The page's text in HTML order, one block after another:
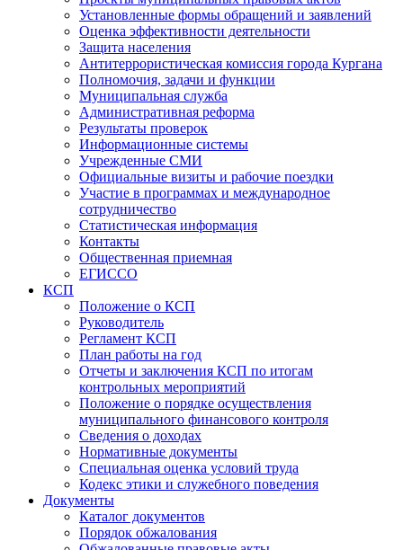
Установленные формы обращений и заявлений
Оценка эффективности деятельности
Защита населения
Антитеррористическая комиссия города Кургана
Полномочия, задачи и функции
Муниципальная служба
Административная реформа
Результаты проверок
Информационные системы
Учрежденные СМИ
Официальные визиты и рабочие поездки
Участие в программах и международное
сотрудничество
Статистическая информация
Контакты
Общественная приемная
ЕГИССО
КСП
Положение о КСП
Руководитель
Регламент КСП
План работы на год
Отчеты и заключения КСП по итогам
контрольных мероприятий
Положение о порядке осуществления
муниципального финансового контроля
Сведения о доходах
Нормативные документы
Специальная оценка условий труда
Кодекс этики и служебного поведения
Документы
Каталог документов
Порядок обжалования